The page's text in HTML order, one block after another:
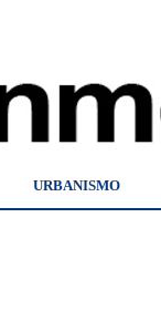
URBANISMO